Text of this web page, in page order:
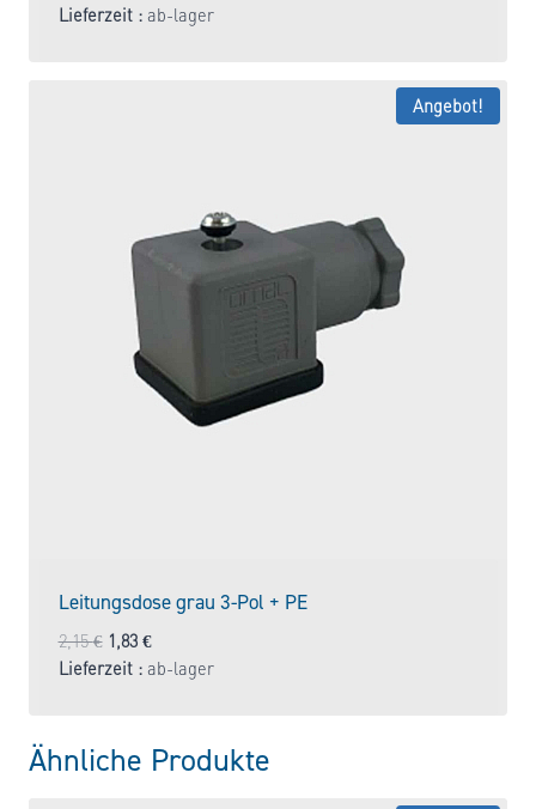
Preis Preis
Lieferzeit : ab-lager
Angebot!
Leitungsdose grau 3-Pol + PE
2,15€ Ursprünglicher
Preis
1,83 €Aktueller
Preis
Lieferzeit : ab-lager
Ähnliche Produkte